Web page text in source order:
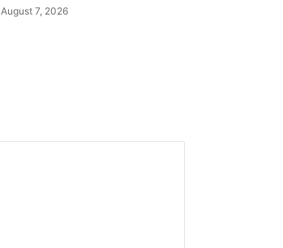
August 7, 2026